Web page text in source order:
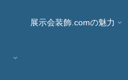
展示会装飾.comの魅力